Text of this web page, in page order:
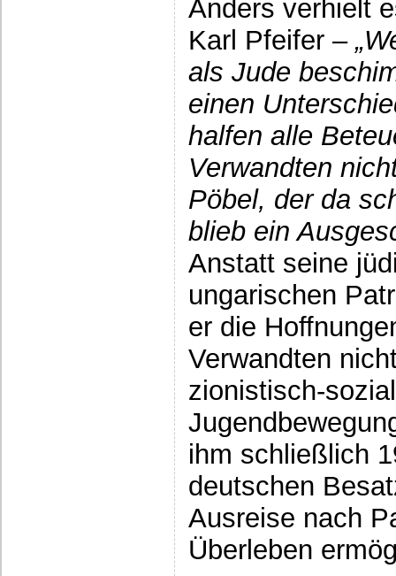
Anders verhielt
Karl Pfeifer –
als Jude
einen
halfen alle
Verwandten
Pöbel, der da
blieb ein
Anstatt seine
ungarischen
er die
Verwandten
zionistisch-
ihm schließlich
deutschen
Ausreise nach
Überleben